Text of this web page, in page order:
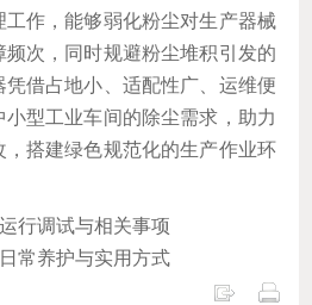
作，能够弱化粉尘对生产器械
次，同时规避粉尘堆积引发的
借占地小、适配性广、运维便
型工业车间的除尘需求，助力
搭建绿色规范化的生产作业环
行调试与相关事项
常养护与实用方式